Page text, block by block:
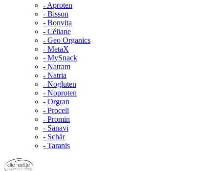
- Aproten
- Bisson
- Bonvita
- Céliane
- Geo Organics
- MetaX
- MySnack
- Natram
- Natria
- Nogluten
- Noproten
- Orgran
- Proceli
- Promin
- Sanavi
- Schär
- Taranis